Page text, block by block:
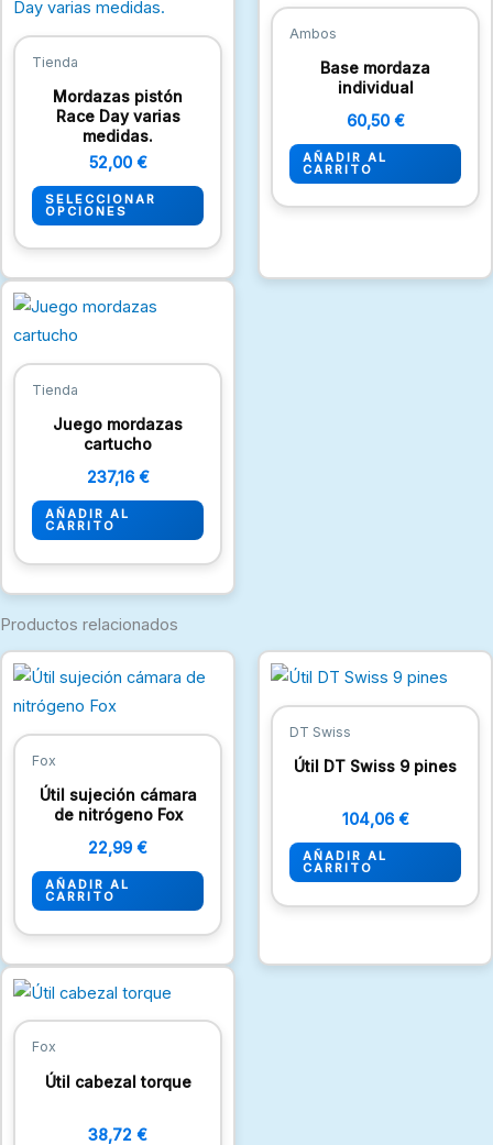
Tienda
Mordazas pistón
Race Day varias
medidas.
52,00 €
SELECCIONAR
OPCIONES
múltiples
pueden
elegir
en
la
producto
Ambos
Base mordaza
individual
60,50 €
AÑADIR AL
CARRITO
Tienda
Juego mordazas
cartucho
237,16 €
AÑADIR AL
CARRITO
Productos relacionados
Fox
Útil sujeción cámara
de nitrógeno Fox
22,99 €
AÑADIR AL
CARRITO
DT Swiss
Útil DT Swiss 9 pines
104,06 €
AÑADIR AL
CARRITO
Fox
Útil cabezal torque
38,72 €